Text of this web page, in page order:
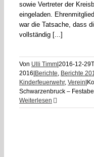
sowie Vertreter der
eingeladen.
war die Tatsache, dass
vollständig [...]
Von Ulli Timm 2016-12-
2016 Berichte, Berichte
Kinderfeuerwehr, Verein
Schwarzenbruck –
Weiterlesen